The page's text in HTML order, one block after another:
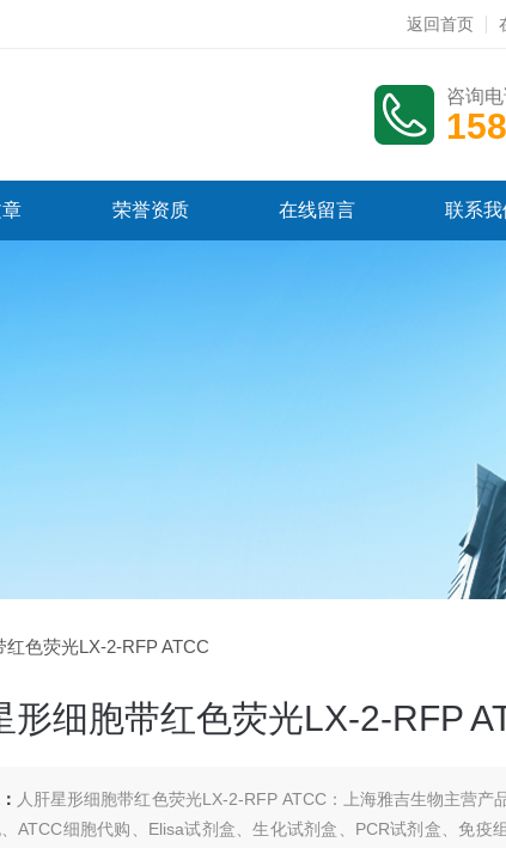
返回首页
咨询
荣誉资质 在线留言 联系我
色荧光LX-2-RFP ATCC
形细胞带红色荧光LX-2-RFP
人肝星形细胞带红色荧光LX-2-RFP ATCC：上海雅吉生物主营产
ATCC细胞代购、Elisa试剂盒、生化试剂盒、PCR试剂盒、免疫